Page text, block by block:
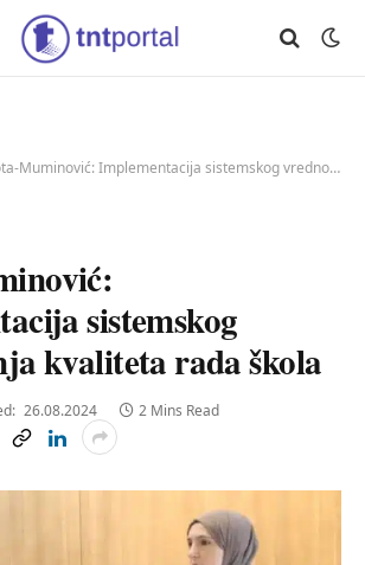
Muminović: Implementacija sistemskog vrednovanja kvaliteta rada škola
sistemskog
kvaliteta rada škola
26.08.2024 2 Mins Read